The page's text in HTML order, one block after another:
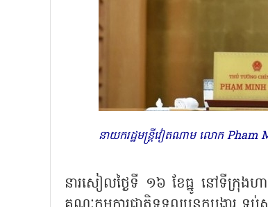
នាយករដ្ឋមន្ត្រីវៀតណាម លោក Pham
នារសៀលថ្ងៃទី ១៦ ខែធ្នូ នៅទីក្រុ